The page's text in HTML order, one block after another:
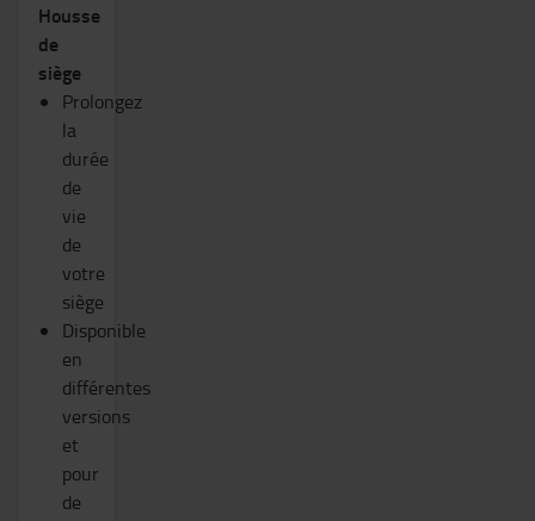
Housse
de
siège
Prolongez
la
durée
de
vie
de
votre
siège
Disponible
en
différentes
versions
et
pour
de